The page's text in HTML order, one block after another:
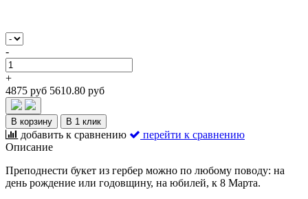
-
+
4875 руб 5610.80 руб
В корзину В 1 клик
добавить к сравнению
перейти к сравнению
Описание
Преподнести букет из гербер можно по любому поводу: на
день рождение или годовщину, на юбилей, к 8 Марта.